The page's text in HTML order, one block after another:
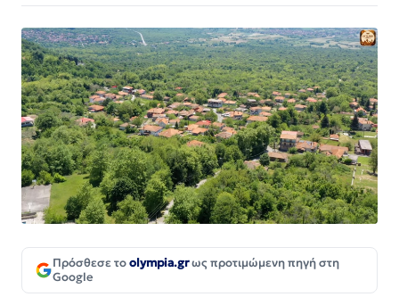
Πρόσθεσε τοolympia.grως προτιμώμενη πηγή στη
Google